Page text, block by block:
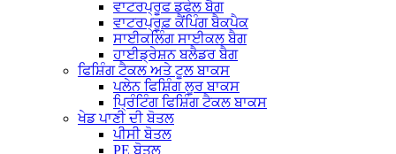
ਵਾਟਰਪ੍ਰੂਫ ਡਫੇਲ ਬੈਗ
ਵਾਟਰਪ੍ਰੂਫ਼ ਕੈਂਪਿੰਗ ਬੈਕਪੈਕ
ਸਾਈਕਲਿੰਗ ਸਾਈਕਲ ਬੈਗ
ਹਾਈਡ੍ਰੇਸ਼ਨ ਬਲੈਡਰ ਬੈਗ
ਫਿਸ਼ਿੰਗ ਟੈਕਲ ਅਤੇ ਟੂਲ ਬਾਕਸ
ਪਲੇਨ ਫਿਸ਼ਿੰਗ ਲੂਰ ਬਾਕਸ
ਪ੍ਰਿੰਟਿੰਗ ਫਿਸ਼ਿੰਗ ਟੈਕਲ ਬਾਕਸ
ਖੇਡ ਪਾਣੀ ਦੀ ਬੋਤਲ
ਪੀਸੀ ਬੋਤਲ
PE ਬੋਤਲ